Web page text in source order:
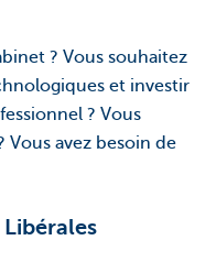
? Vous souhaitez
et investir
? Vous
avez besoin de